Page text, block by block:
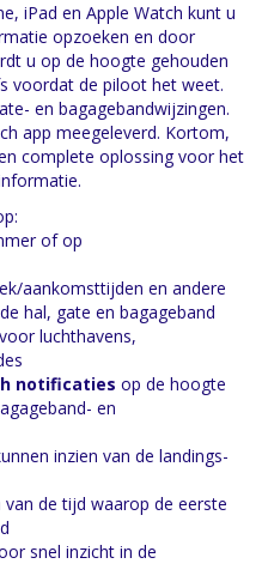
iPad en Apple Watch kunt u
opzoeken en door
u op de hoogte gehouden
voordat de piloot het weet.
en bagagebandwijzingen.
app meegeleverd. Kortom,
complete oplossing voor het
of op
aankomsttijden en andere
hal, gate en bagageband
luchthavens,
notificaties op de hoogte
en
inzien van de landings-
de tijd waarop de eerste
snel inzicht in de